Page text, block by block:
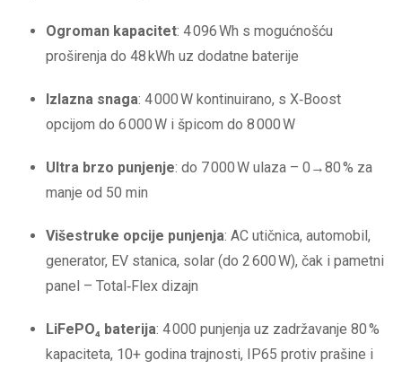
Ogroman kapacitet: 4 096 Wh s mogućnošću
proširenja do 48 kWh uz dodatne baterije
Izlazna snaga: 4 000 W kontinuirano, s X‑Boost
opcijom do 6 000 W i špicom do 8 000 W
Ultra brzo punjenje: do 7 000 W ulaza – 0→80 % za
manje od 50 min
Višestruke opcije punjenja: AC utičnica, automobil,
generator, EV stanica, solar (do 2 600 W), čak i pametni
panel – Total‑Flex dizajn
LiFePO₄ baterija: 4 000 punjenja uz zadržavanje 80 %
kapaciteta, 10+ godina trajnosti, IP65 protiv prašine i